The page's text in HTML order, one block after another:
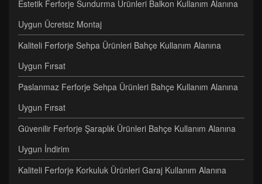
Estetik Ferforje Sundurma Ürünleri Balkon Kullanım Alanına
Uygun Ücretsiz Montaj
Kaliteli Ferforje Sehpa Ürünleri Bahçe Kullanım Alanına
Uygun Fırsat
Paslanmaz Ferforje Sehpa Ürünleri Bahçe Kullanım Alanına
Uygun Fırsat
Güvenilir Ferforje Şaraplık Ürünleri Bahçe Kullanım Alanına
Uygun İndirim
Kaliteli Ferforje Korkuluk Ürünleri Garaj Kullanım Alanına